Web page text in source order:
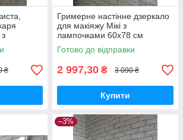
₴
Гримерне настінне дзеркало
для макіяжу Мікі з
лампочками 60х78 см
Готово до відправки
2 997,30 ₴ 3 090 ₴
Купити
–3%